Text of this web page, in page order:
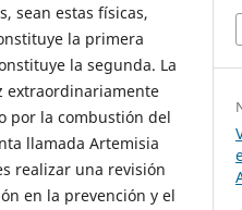
sean estas físicas,
la primera
la segunda. La
extraordinariamente
por la combustión del
llamada Artemisia
realizar una revisión
en la prevención y el